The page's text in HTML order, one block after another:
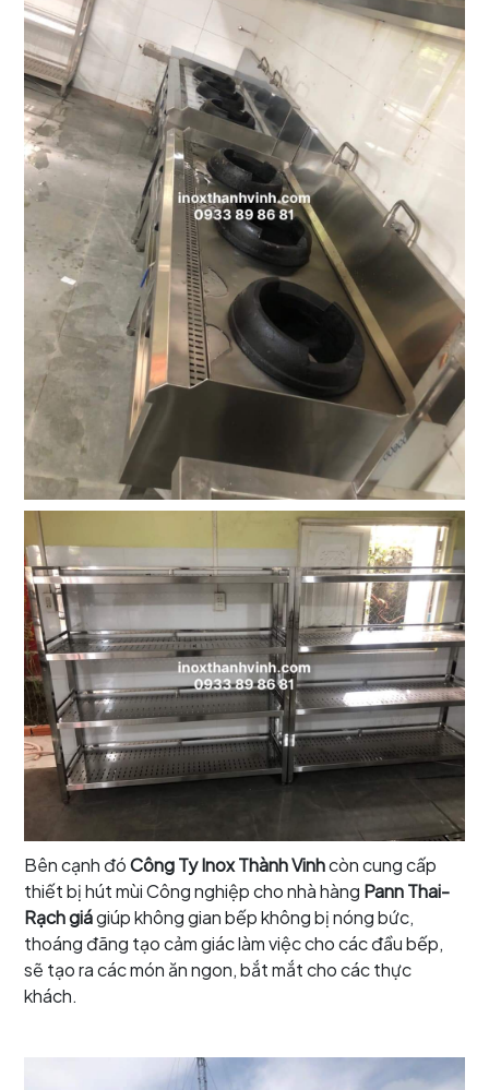
Bên cạnh đóCông Ty Inox Thành Vinhcòn cung cấp
thiết bị hút mùi Công nghiệp cho nhà hàng Pann Thai-
Rạch giágiúp không gian bếp không bị nóng bức,
thoáng đãng tạo cảm giác làm việc cho các đầu bếp,
sẽ tạo ra các món ăn ngon, bắt mắt cho các thực
khách.